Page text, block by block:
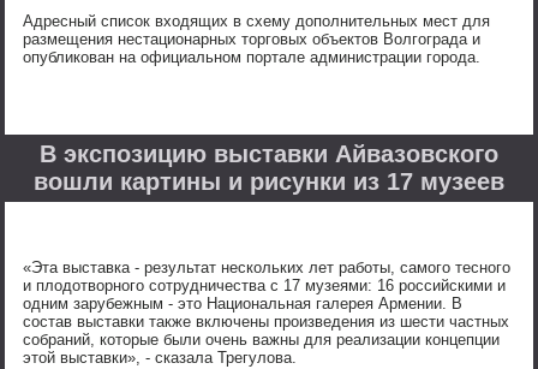
Адресный список входящих в схему дополнительных мест для
размещения нестационарных торговых объектов Волгограда и
опубликован на официальном портале администрации города.
В экспозицию выставки Айвазовского
вошли картины и рисунки из 17 музеев
«Эта выставка - результат нескольких лет работы, самого тесного
и плодотворного сотрудничества с 17 музеями: 16 российскими и
одним зарубежным - это Национальная галерея Армении. В
состав выставки также включены произведения из шести частных
собраний, которые были очень важны для реализации концепции
этой выставки», - сказала Трегулова.